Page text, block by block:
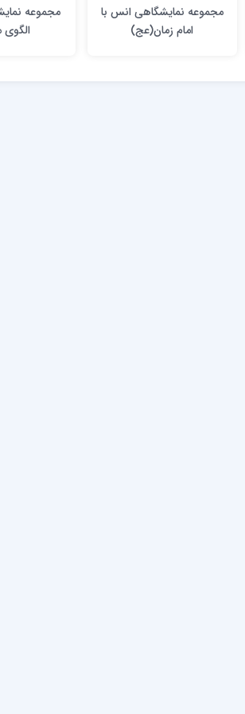
مجموعه نمایشگاهی انس با
امام زمان(عج)
مجموعه